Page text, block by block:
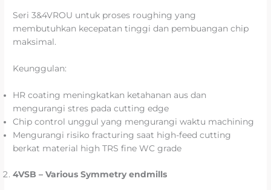
Seri 3&4VROU untuk proses roughing yang
membutuhkan kecepatan tinggi dan pembuangan chip
maksimal.
Keunggulan:
HR coating meningkatkan ketahanan aus dan
mengurangi stres pada cutting edge
Chip control unggul yang mengurangi waktu machining
Mengurangi risiko fracturing saat high-feed cutting
berkat material high TRS fine WC grade
4VSB – Various Symmetry endmills